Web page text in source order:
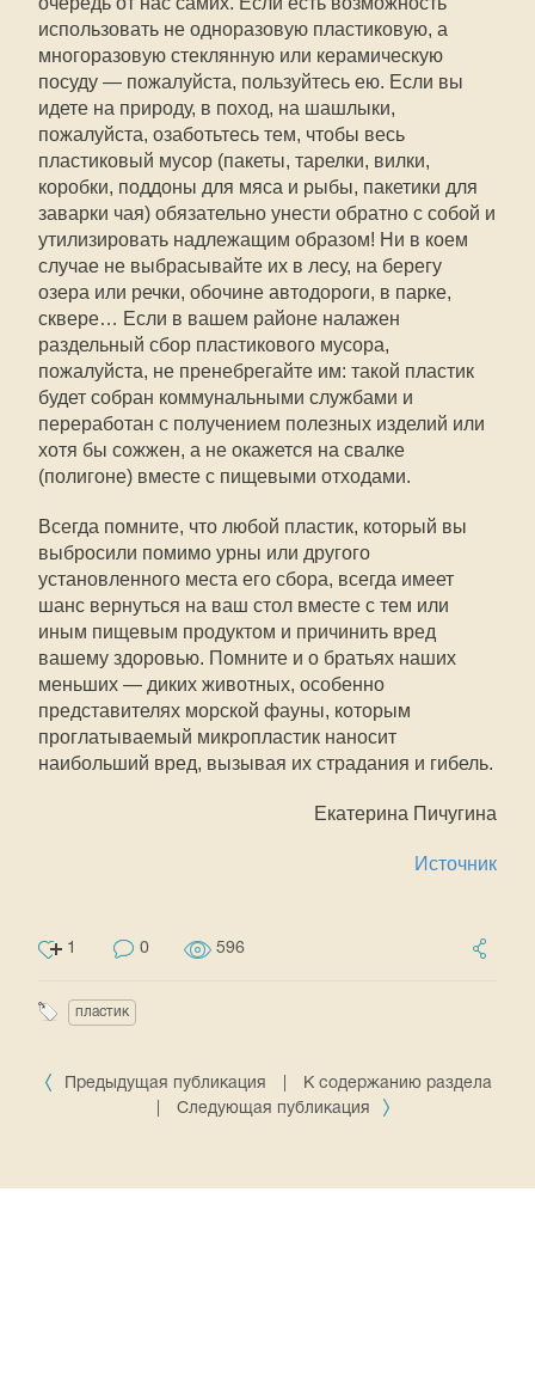
использовать не одноразовую пластиковую, а
многоразовую стеклянную или керамическую
посуду — пожалуйста, пользуйтесь ею. Если вы
идете на природу, в поход, на шашлыки,
пожалуйста, озаботьтесь тем, чтобы весь
пластиковый мусор (пакеты, тарелки, вилки,
коробки, поддоны для мяса и рыбы, пакетики для
заварки чая) обязательно унести обратно с собой и
утилизировать надлежащим образом! Ни в коем
случае не выбрасывайте их в лесу, на берегу
озера или речки, обочине автодороги, в парке,
сквере… Если в вашем районе налажен
раздельный сбор пластикового мусора,
пожалуйста, не пренебрегайте им: такой пластик
будет собран коммунальными службами и
переработан с получением полезных изделий или
хотя бы сожжен, а не окажется на свалке
(полигоне) вместе с пищевыми отходами.
Всегда помните, что любой пластик, который вы
выбросили помимо урны или другого
установленного места его сбора, всегда имеет
шанс вернуться на ваш стол вместе с тем или
иным пищевым продуктом и причинить вред
вашему здоровью. Помните и о братьях наших
меньших — диких животных, особенно
представителях морской фауны, которым
проглатываемый микропластик наносит
наибольший вред, вызывая их страдания и гибель.
Екатерина Пичугина
Источник
1 0 596
пластик
Предыдущая публикация
К содержанию раздела
Следующая публикация